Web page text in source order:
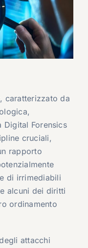
caratterizzato da
Digital Forensics
cruciali,
rapporto
di irrimediabili
alcuni dei diritti
ordinamento
attacchi